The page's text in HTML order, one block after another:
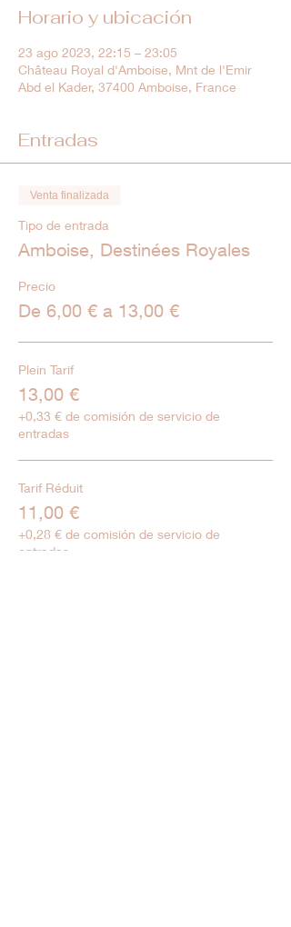
Horario y ubicación
23 ago 2023, 22:15 – 23:05
Château Royal d'Amboise, Mnt de l'Emir
Abd el Kader, 37400 Amboise, France
Entradas
Venta finalizada
Tipo de entrada
Amboise, Destinées Royales
Precio
De 6,00 € a 13,00 €
Plein Tarif
13,00 €
+0,33 € de comisión de servicio de
entradas
Tarif Réduit
11,00 €
+0,28 € de comisión de servicio de
entradas